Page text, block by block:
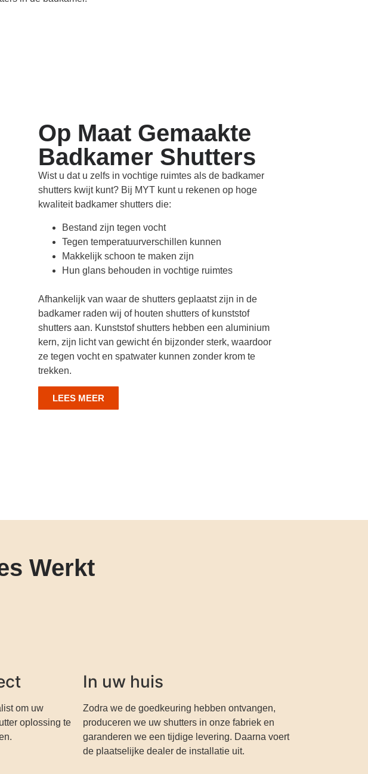
Op Maat Gemaakte
Badkamer Shutters
Wist u dat u zelfs in vochtige ruimtes als de badkamer
shutters kwijt kunt? Bij MYT kunt u rekenen op hoge
kwaliteit badkamer shutters die:
Bestand zijn tegen vocht
Tegen temperatuurverschillen kunnen
Makkelijk schoon te maken zijn
Hun glans behouden in vochtige ruimtes
Afhankelijk van waar de shutters geplaatst zijn in de
badkamer raden wij of houten shutters of kunststof
shutters aan. Kunststof shutters hebben een aluminium
kern, zijn licht van gewicht én bijzonder sterk, waardoor
ze tegen vocht en spatwater kunnen zonder krom te
trekken.
LEES MEER
Werkt
om uw
oplossing te
In uw huis
Zodra we de goedkeuring hebben ontvangen,
produceren we uw shutters in onze fabriek en
garanderen we een tijdige levering. Daarna voert
de plaatselijke dealer de installatie uit.